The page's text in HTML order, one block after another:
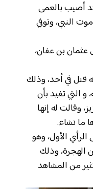
أصيب بالعمى
النبي، وتوفي
عثمان بن عفان،
قتل في أحد، وذلك
و التي تفيد بأن
وقالت له إنها
ما تشاء.
الرأي الأول، وهو
الهجرة، وذلك
من المشاهد